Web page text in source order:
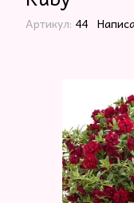
Артикул: 44